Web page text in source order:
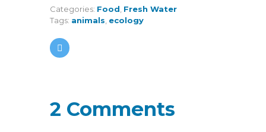
Categories: Food Fresh Water
Tags: animals ecology
2 Comments